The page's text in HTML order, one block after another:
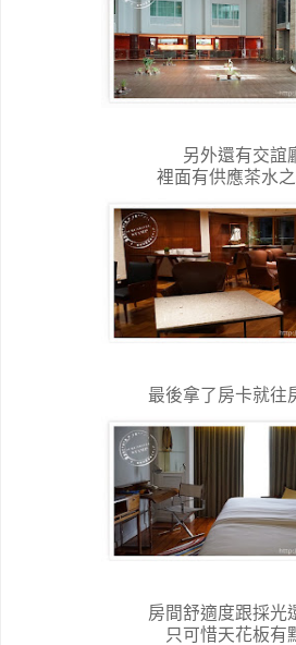
另外還有交誼
裡面有供應茶水
最後拿了房卡就往
房間舒適度跟採光
只可惜天花板有